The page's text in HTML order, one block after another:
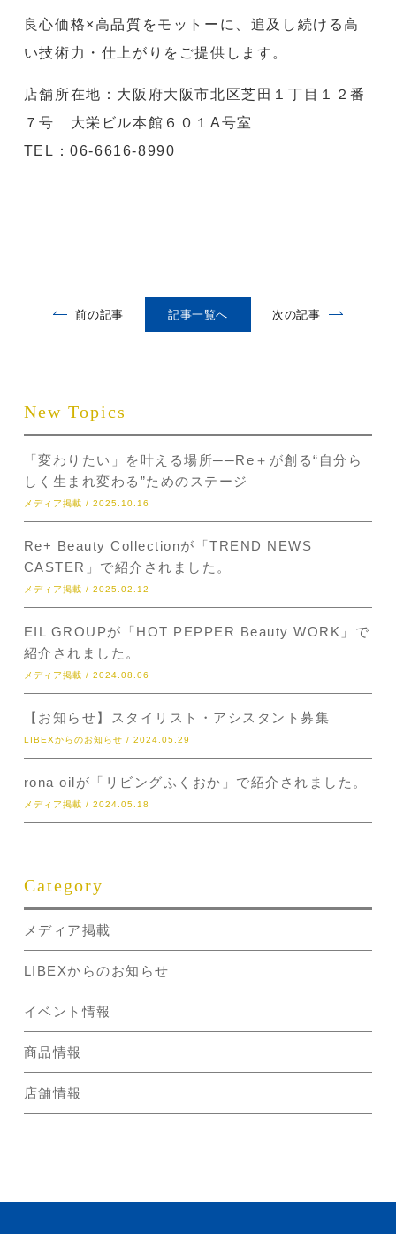
良心価格×高品質をモットーに、追及し続ける高
い技術力・仕上がりをご提供します。
店舗所在地：大阪府大阪市北区芝田１丁目１２番
７号 大栄ビル本館６０１A号室
TEL：06-6616-8990
前の記事 記事一覧へ 次の記事
New Topics
「変わりたい」を叶える場所──Re＋が創る“自分ら
しく生まれ変わる”ためのステージ
メディア掲載 / 2025.10.16
Re+ Beauty Collectionが「TREND NEWS
CASTER」で紹介されました。
メディア掲載 / 2025.02.12
EIL GROUPが「HOT PEPPER Beauty WORK」で
紹介されました。
メディア掲載 / 2024.08.06
【お知らせ】スタイリスト・アシスタント募集
LIBEXからのお知らせ / 2024.05.29
rona oilが「リビングふくおか」で紹介されました。
メディア掲載 / 2024.05.18
Category
メディア掲載
LIBEXからのお知らせ
イベント情報
商品情報
店舗情報